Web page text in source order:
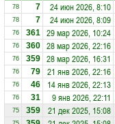
78 7 24 июн 2026, 8:10
78 7 24 июн 2026, 8:09
76 361 29 мар 2026, 10:24
76 360 28 мар 2026, 22:16
76 359 28 мар 2026, 16:31
76 79 21 янв 2026, 22:16
76 46 14 янв 2026, 22:13
76 31 9 янв 2026, 22:11
75 359 21 дек 2025, 15:08